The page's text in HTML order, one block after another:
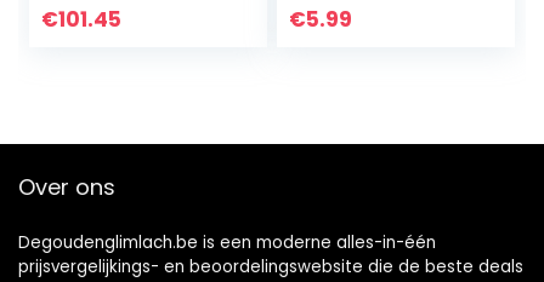
WaveLight LED
wittere tanden
€101.45
eraar om tanden
vergeling,
€5.99
Over ons
Degoudenglimlach.be is een moderne alles-in-één
prijsvergelijkings- en beoordelingswebsite die de beste deals